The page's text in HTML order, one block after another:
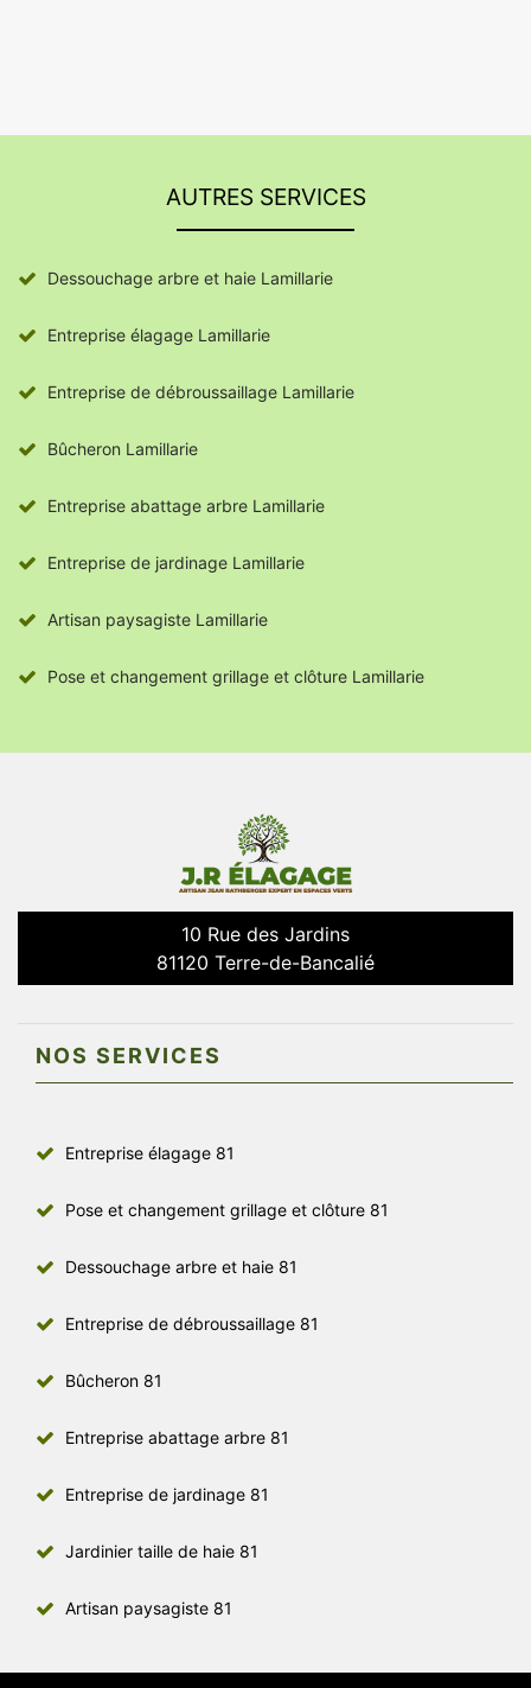
AUTRES SERVICES
Dessouchage arbre et haie Lamillarie
Entreprise élagage Lamillarie
Entreprise de débroussaillage Lamillarie
Bûcheron Lamillarie
Entreprise abattage arbre Lamillarie
Entreprise de jardinage Lamillarie
Artisan paysagiste Lamillarie
Pose et changement grillage et clôture Lamillarie
10 Rue des Jardins
81120 Terre-de-Bancalié
NOS SERVICES
Entreprise élagage 81
Pose et changement grillage et clôture 81
Dessouchage arbre et haie 81
Entreprise de débroussaillage 81
Bûcheron 81
Entreprise abattage arbre 81
Entreprise de jardinage 81
Jardinier taille de haie 81
Artisan paysagiste 81